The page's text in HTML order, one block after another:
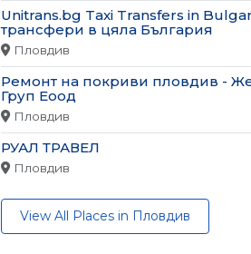
Unitrans.bg Taxi Transfers in
трансфери в цяла България
Пловдив
Ремонт на покриви пловдив -
Груп Еоод
Пловдив
РУАЛ ТРАВЕЛ
Пловдив
View All Places in Пловдив